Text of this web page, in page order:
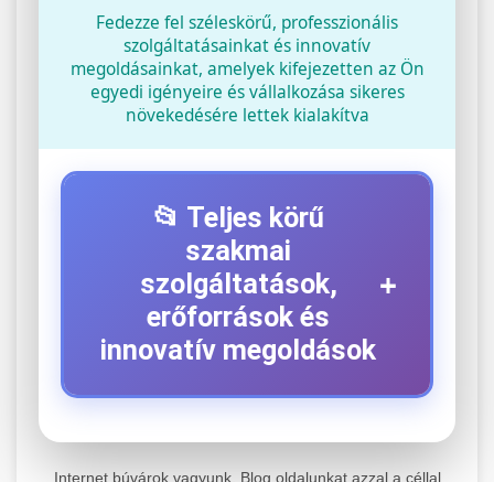
Fedezze fel széleskörű, professzionális
szolgáltatásainkat és innovatív
megoldásainkat, amelyek kifejezetten az Ön
egyedi igényeire és vállalkozása sikeres
növekedésére lettek kialakítva
📂 Teljes körű
szakmai
szolgáltatások,
erőforrások és
innovatív megoldások
+
+
Internet búvárok vagyunk. Blog oldalunkat azzal a céllal